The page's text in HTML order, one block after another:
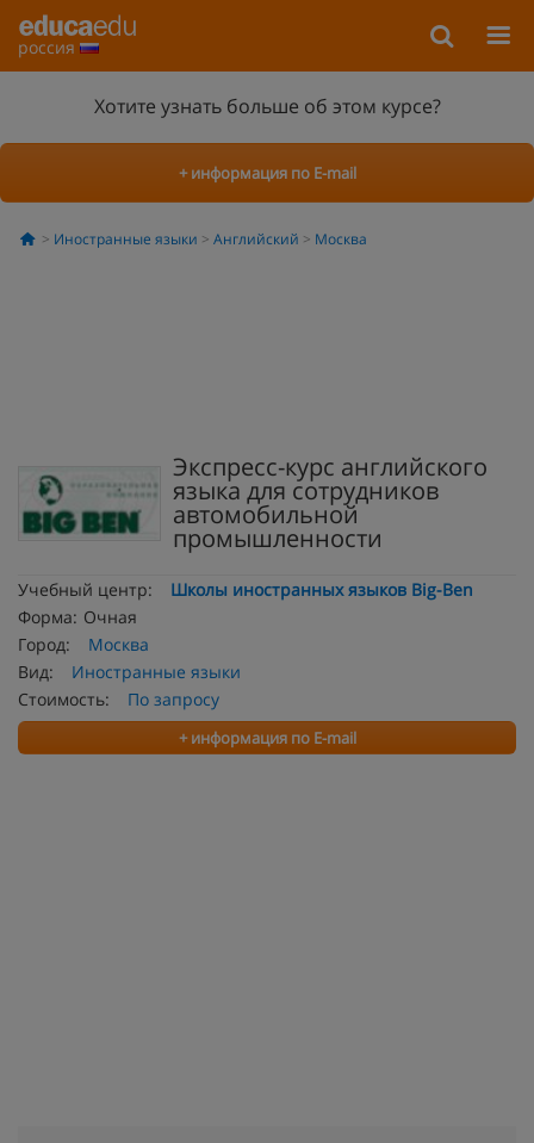
россия
Хотите узнать больше об этом курсе?
+ информация по E-mail
Иностранные языки Английский Москва
Экспресс-курс английского
языка для сотрудников
автомобильной
промышленности
Учебный центр:
Школы иностранных языков Big-Ben
Форма: Очная
Город:
Москва
Вид:
Иностранные языки
Стоимость:
По запросу
+ информация по E-mail